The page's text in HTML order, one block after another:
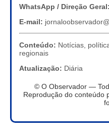
WhatsApp / Direção Geral:
E-mail:
Conteúdo: Notícias,
regionais
Atualização: Diária
© O Observador —
Reprodução do conteúdo